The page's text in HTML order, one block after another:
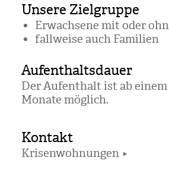
Unsere Zielgruppe
Erwach­sene mit oder
fall­weise auch Fami­lien
Aufenthaltsdauer
Der Auf­ent­halt ist ab einem
Monate mög­lich.
Kontakt
Krisenwohnungen